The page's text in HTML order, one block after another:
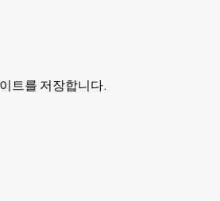
트를 저장합니다.